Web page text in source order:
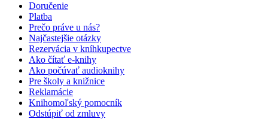
Doručenie
Platba
Prečo práve u nás?
Najčastejšie otázky
Rezervácia v kníhkupectve
Ako čítať e-knihy
Ako počúvať audioknihy
Pre školy a knižnice
Reklamácie
Knihomoľský pomocník
Odstúpiť od zmluvy